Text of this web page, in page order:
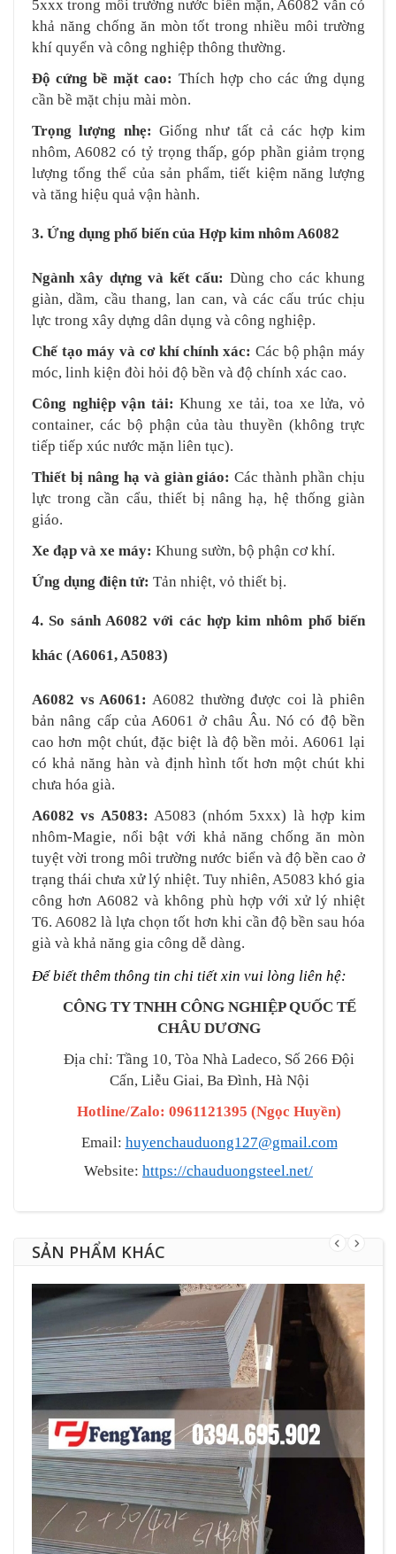
5xxx trong môi trường nước biển mặn, A6082 vẫn có
khả năng chống ăn mòn tốt trong nhiều môi trường
khí quyển và công nghiệp thông thường.
Độ cứng bề mặt cao: Thích hợp cho các ứng dụng
cần bề mặt chịu mài mòn.
Trọng lượng nhẹ: Giống như tất cả các hợp kim
nhôm, A6082 có tỷ trọng thấp, góp phần giảm trọng
lượng tổng thể của sản phẩm, tiết kiệm năng lượng
và tăng hiệu quả vận hành.
3. Ứng dụng phổ biến của Hợp kim nhôm A6082
Ngành xây dựng và kết cấu: Dùng cho các khung
giàn, dầm, cầu thang, lan can, và các cấu trúc chịu
lực trong xây dựng dân dụng và công nghiệp.
Chế tạo máy và cơ khí chính xác: Các bộ phận máy
móc, linh kiện đòi hỏi độ bền và độ chính xác cao.
Công nghiệp vận tải:Khung xe tải, toa xe lửa, vỏ
container, các bộ phận của tàu thuyền (không trực
tiếp tiếp xúc nước mặn liên tục).
Thiết bị nâng hạ và giàn giáo:Các thành phần chịu
lực trong cần cẩu, thiết bị nâng hạ, hệ thống giàn
giáo.
Xe đạp và xe máy: Khung sườn, bộ phận cơ khí.
Ứng dụng điện tử: Tản nhiệt, vỏ thiết bị.
4. So sánh A6082 với các hợp kim nhôm phổ biến
khác (A6061, A5083)
A6082 vs A6061: A6082 thường được coi là phiên
bản nâng cấp của A6061 ở châu Âu. Nó có độ bền
cao hơn một chút, đặc biệt là độ bền mỏi. A6061 lại
có khả năng hàn và định hình tốt hơn một chút khi
chưa hóa già.
A6082 vs A5083: A5083 (nhóm 5xxx) là hợp kim
nhôm-Magie, nổi bật với khả năng chống ăn mòn
tuyệt vời trong môi trường nước biển và độ bền cao ở
trạng thái chưa xử lý nhiệt. Tuy nhiên, A5083 khó gia
công hơn A6082 và không phù hợp với xử lý nhiệt
T6. A6082 là lựa chọn tốt hơn khi cần độ bền sau hóa
già và khả năng gia công dễ dàng.
Để biết thêm thông tin chi tiết xin vui lòng liên hệ:
CÔNG TY TNHH CÔNG NGHIỆP QUỐC TẾ
CHÂU DƯƠNG
Địa chỉ: Tầng 10, Tòa Nhà Ladeco, Số 266 Đội
Cấn, Liễu Giai, Ba Đình, Hà Nội
Hotline/Zalo: 0961121395 (Ngọc Huyền)
Email: huyenchauduong127@gmail.com
Website: https://chauduongsteel.net/
SẢN PHẨM KHÁC